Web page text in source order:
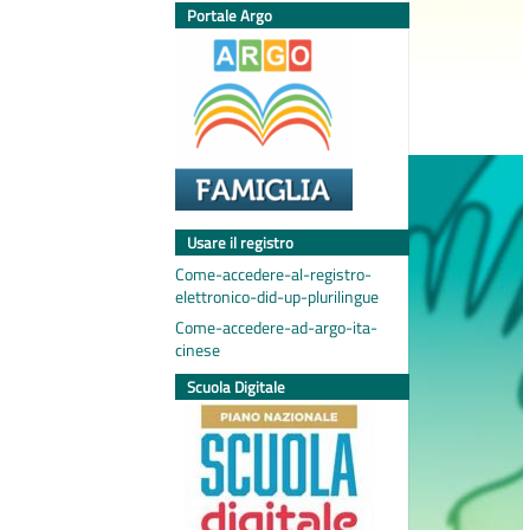
Portale Argo
Usare il registro
Come-accedere-al-registro-
elettronico-did-up-plurilingue
Come-accedere-ad-argo-ita-
cinese
Scuola Digitale